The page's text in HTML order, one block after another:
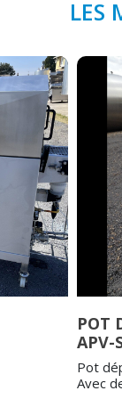
LES
POT
APV-
Pot
Avec